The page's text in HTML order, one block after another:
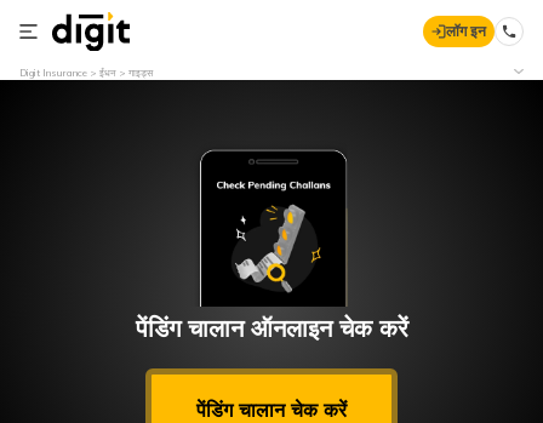
लॉग इन
Digit Insurance ईंधन गाइड्स
पेंडिंग चालान ऑनलाइन चेक करें
पेंडिंग चालान चेक करें